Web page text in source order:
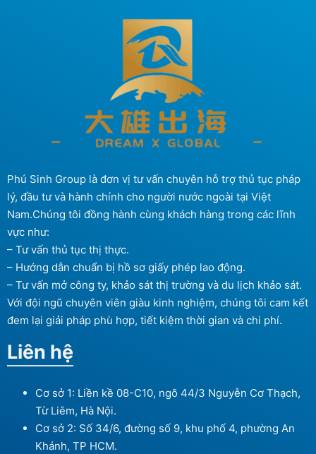
Phú Sinh Group là đơn vị tư vấn chuyên hỗ trợ thủ tục pháp
lý, đầu tư và hành chính cho người nước ngoài tại Việt
Nam.Chúng tôi đồng hành cùng khách hàng trong các lĩnh
vực như:
– Tư vấn thủ tục thị thực.
– Hướng dẫn chuẩn bị hồ sơ giấy phép lao động.
– Tư vấn mở công ty, khảo sát thị trường và du lịch khảo sát.
Với đội ngũ chuyên viên giàu kinh nghiệm, chúng tôi cam kết
đem lại giải pháp phù hợp, tiết kiệm thời gian và chi phí.
Liên hệ
Cơ sở 1: Liền kề 08-C10, ngõ 44/3 Nguyễn Cơ Thạch,
Từ Liêm, Hà Nội.
Cơ sở 2: Số 34/6, đường số 9, khu phố 4, phường An
Khánh, TP HCM.